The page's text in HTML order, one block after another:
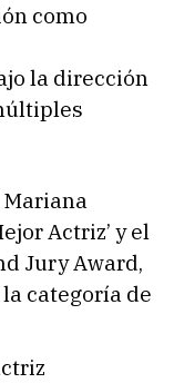
como
la dirección
Mariana
Actriz’ y el
Jury Award,
categoría de